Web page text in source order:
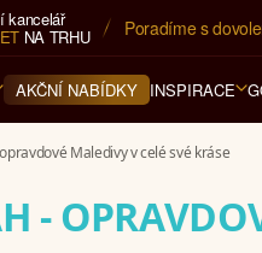
kancelář
NA TRHU 5* cestovní
AKČNÍ NABÍDKY INSPIRACE
Maledivy v celé své kráse
-